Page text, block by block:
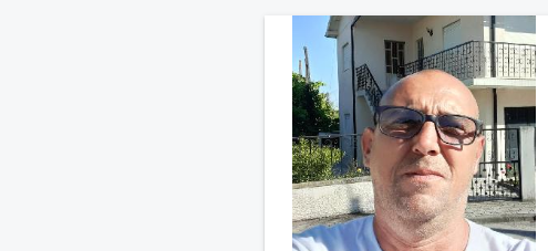
échanger en toute simplicité,j'ai
du mal à prolonger des
échanges virtuels Je suis plutôt
attiré par des femmes ayant la
cinquantaine ,belles dans leurs
têtes et dans leurs corps.
Féminines naturellement ,sans
fards ,ni excès A vous de jouer
Mesdames 😉